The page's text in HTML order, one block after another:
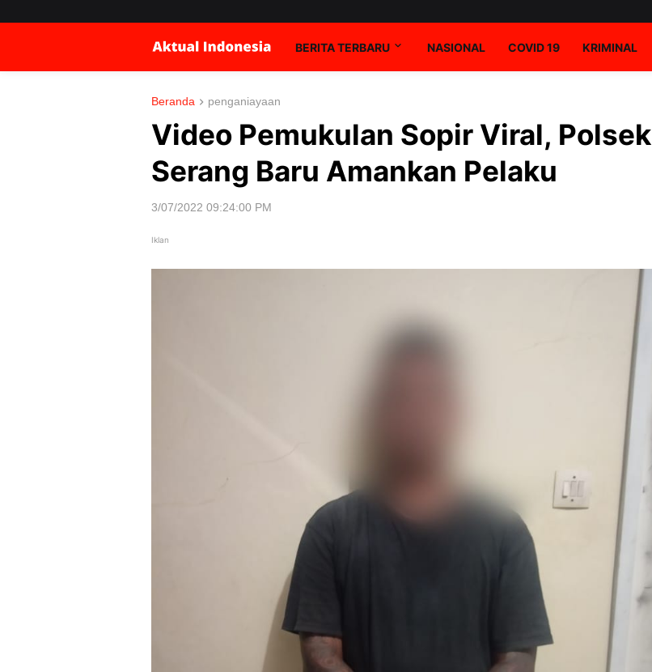
BERITA TERBARU NASIONAL COVID 19 KRIMINAL
Beranda penganiayaan
Video Pemukulan Sopir Viral, Polsek
Serang Baru Amankan Pelaku
3/07/2022 09:24:00 PM
Iklan